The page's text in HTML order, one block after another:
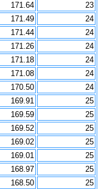
171.64
23
171.49
24
171.44
24
171.26
24
171.18
24
171.08
24
170.50
24
169.91
25
169.59
25
169.52
25
169.02
25
169.01
25
168.97
25
168.50
25